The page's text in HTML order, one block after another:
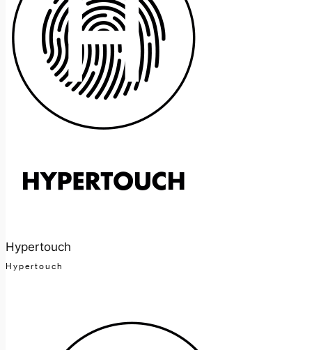
Hypertouch
Hypertouch